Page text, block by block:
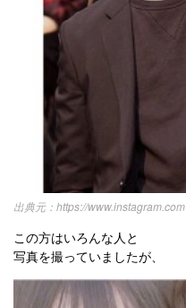
https://www.instagram.com
この方はいろんな人と
写真を撮っていましたが、